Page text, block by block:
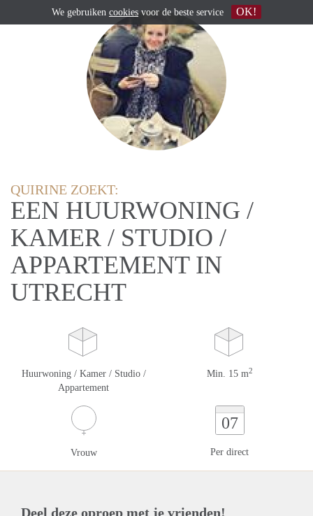
QUIRINE ZOEKT:
EEN HUURWONING /
KAMER / STUDIO /
APPARTEMENT IN
UTRECHT
Huurwoning / Kamer / Studio /
Appartement
Min. 15 m2
Vrouw
07
Per direct
Deel deze oproep met je vrienden!
We gebruiken cookies voor de beste service OK!